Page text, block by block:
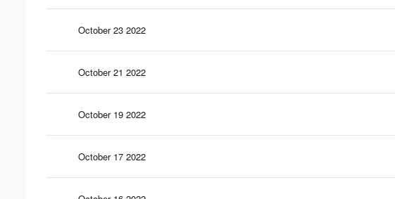
October 23 2022
October 21 2022
October 19 2022
October 17 2022